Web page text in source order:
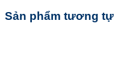
Sản phẩm tương tự